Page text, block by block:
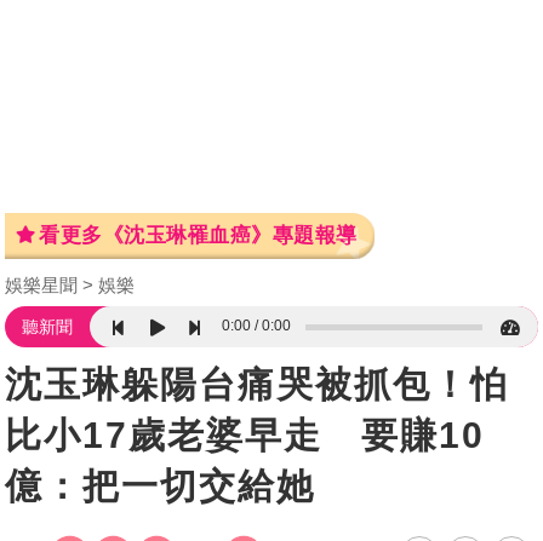
看更多《沈玉琳罹血癌》專題報導
娛樂星聞 娛樂
聽新聞 0:00 0:00
沈玉琳躲陽台痛哭被抓包！怕
比小17歲老婆早走 要賺10
億：把一切交給她